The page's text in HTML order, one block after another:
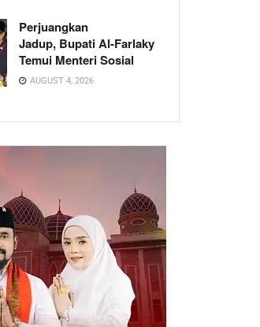
Perjuangkan
Jadup, Bupati Al-Farlaky
Temui Menteri Sosial
AUGUST 4, 2026